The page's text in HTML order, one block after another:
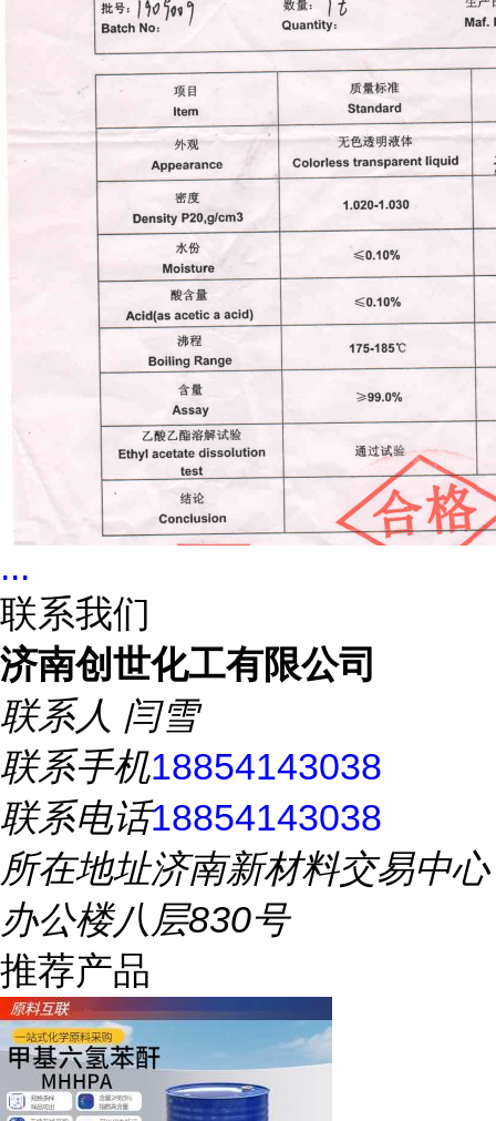
...
联系我们
济南创世化工有限公司
联系人 闫雪
联系手机18854143038
联系电话18854143038
所在地址济南新材料交易中心
办公楼八层830号
推荐产品